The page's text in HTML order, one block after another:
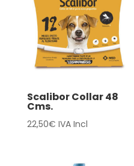
Scalibor Collar 48
Cms.
22,50€ IVA Incl